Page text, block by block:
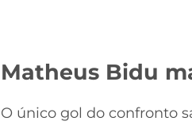
Matheus Bidu
O único gol do confronto